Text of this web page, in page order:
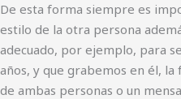
De esta forma siempre es
estilo de la otra persona
adecuado, por ejemplo, para
años, y que grabemos en él,
de ambas personas o un